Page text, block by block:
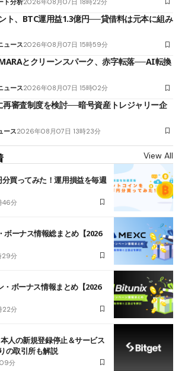
ト、BTC運用益1.3億円──貸借料は元本に組み
ュース2026年08月07日 15時59分
とクリーンスパーク、赤字転落──AI転換
ュース2026年08月07日 15時02分
再審査制度を検討──暗号資産トレジャリー企
ース2026年08月07日 13時23分
View All
買ってみた！運用損益を毎週
46分
ボーナス情報総まとめ【2026
29分
ボーナス情報まとめ【2026
22分
人の新規登録停止＆サービス
の取引所も解説
分